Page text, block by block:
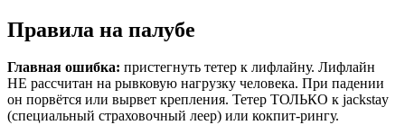
Правила на палубе
Главная ошибка: пристегнуть тетер к лифлайну. Лифлайн
НЕ рассчитан на рывковую нагрузку человека. При падении
он порвётся или вырвет крепления. Тетер ТОЛЬКО к jackstay
(специальный страховочный леер) или кокпит-рингу.